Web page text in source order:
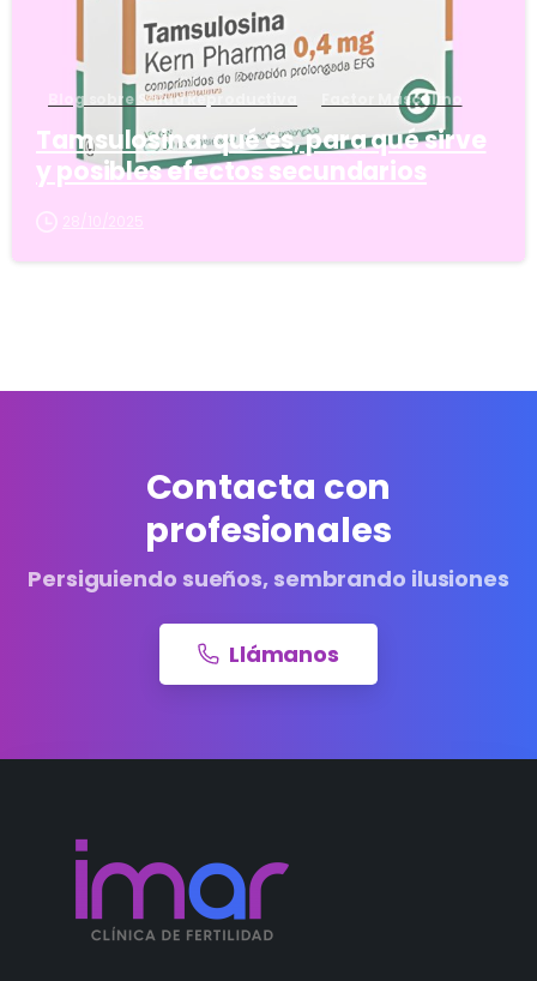
Blog sobre Salud Reproductiva Factor Masculino
Tamsulosina: qué es, para qué sirve
y posibles efectos secundarios
28/10/2025
Contacta con
profesionales
Persiguiendo sueños, sembrando ilusiones
Llámanos